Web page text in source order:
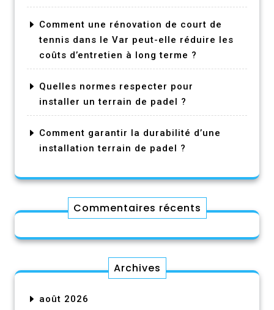
Comment une rénovation de court de
tennis dans le Var peut-elle réduire les
coûts d’entretien à long terme ?
Quelles normes respecter pour
installer un terrain de padel ?
Comment garantir la durabilité d’une
installation terrain de padel ?
Commentaires récents
Archives
août 2026